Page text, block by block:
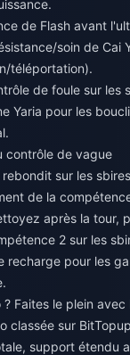
de Flash avant
soin de Cai
téléportation).
de foule sur les
Yaria pour les
contrôle de vague
sur les
de la
après la tour,
2 sur les
recharge pour les
Faites le plein avec
classée sur
support étendu